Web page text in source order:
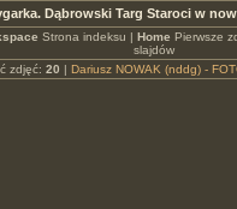
Dąbrowski Targ Staroci w
Strona indeksu | Home Pierwsze
slajdów
zdjęć: 20 | Dariusz NOWAK (nddg) -